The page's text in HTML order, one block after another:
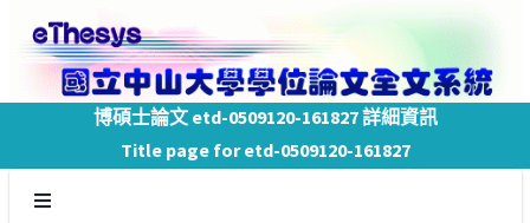
博碩士論文 etd-0509120-161827 詳細資訊
Title page for etd-0509120-161827